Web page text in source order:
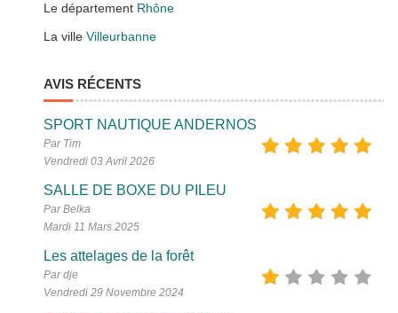
Le département Rhône
La villeVilleurbanne
AVIS RÉCENTS
SPORT NAUTIQUE ANDERNOS
Par Tim
Vendredi 03 Avril 2026
SALLE DE BOXE DU PILEU
Par Belka
Mardi 11 Mars 2025
Les attelages de la forêt
Par dje
Vendredi 29 Novembre 2024